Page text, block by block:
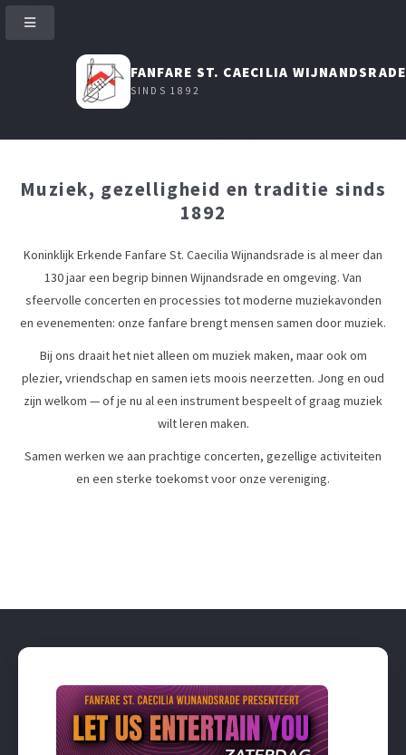
FANFARE ST. CAECILIA WIJNANDSRADE
SINDS 1892
Muziek, gezelligheid en traditie sinds
1892
Koninklijk Erkende Fanfare St. Caecilia Wijnandsrade is al meer dan
130 jaar een begrip binnen Wijnandsrade en omgeving. Van
sfeervolle concerten en processies tot moderne muziekavonden
en evenementen: onze fanfare brengt mensen samen door muziek.
Bij ons draait het niet alleen om muziek maken, maar ook om
plezier, vriendschap en samen iets moois neerzetten. Jong en oud
zijn welkom — of je nu al een instrument bespeelt of graag muziek
wilt leren maken.
Samen werken we aan prachtige concerten, gezellige activiteiten
en een sterke toekomst voor onze vereniging.